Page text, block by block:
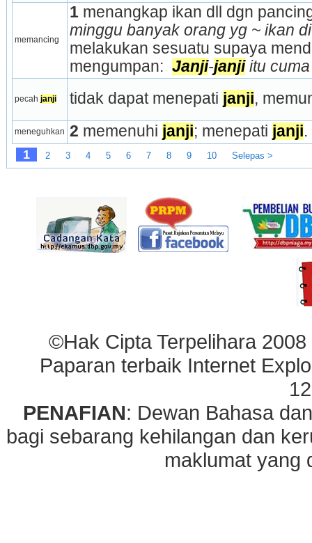
memancing
1 menangkap ikan dll dgn
minggu banyak orang yg ~ ikan
melakukan sesuatu supaya
mengumpan: Janji-janji itu cuma
pecah janji tidak dapat menepati janji,
meneguhkan 2 memenuhi janji; menepati janji.
1 2 3 4 5 6 7 8 9 10 Selepas >
©Hak Cipta Terpelihara
Paparan terbaik Internet
PENAFIAN: Dewan Bahasa
bagi sebarang kehilangan dan
maklumat yang